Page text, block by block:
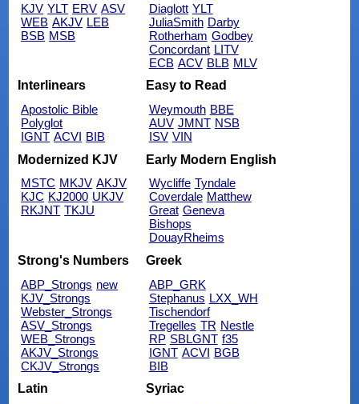
KJV YLT ERV ASV
WEB AKJV LEB
BSB MSB
Diaglott YLT
JuliaSmith Darby
Rotherham Godbey
Concordant LITV
ECB ACV BLB MLV
Interlinears
Apostolic Bible
Polyglot
IGNT ACVI BIB
Easy to Read
Weymouth BBE
AUV JMNT NSB
ISV VIN
Modernized KJV
MSTC MKJV AKJV
KJC KJ2000 UKJV
RKJNT TKJU
Early Modern English
Wycliffe Tyndale
Coverdale Matthew
Great Geneva
Bishops
DouayRheims
Strong's Numbers
ABP_Strongs new
KJV_Strongs
Webster_Strongs
ASV_Strongs
WEB_Strongs
AKJV_Strongs
CKJV_Strongs
Greek
ABP_GRK
Stephanus LXX_WH
Tischendorf
Tregelles TR Nestle
RP SBLGNT f35
IGNT ACVI BGB
BIB
Latin
Syriac